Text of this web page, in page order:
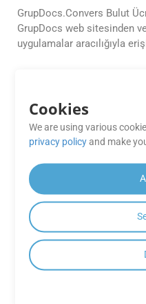
GrupDocs.Convers Bulut
GrupDocs web sitesinden
uygulamalar aracılığıyla
güvenilirdir.
Uygulamaları?
GrupDocs.Convers Bulut
çıktı sunar, sorunsuz bir
Çıktı biçimlerini
(örneğin,
sıkıştırmasını
ayarlayabilir
Cookies
We are using various
privacy policyand make